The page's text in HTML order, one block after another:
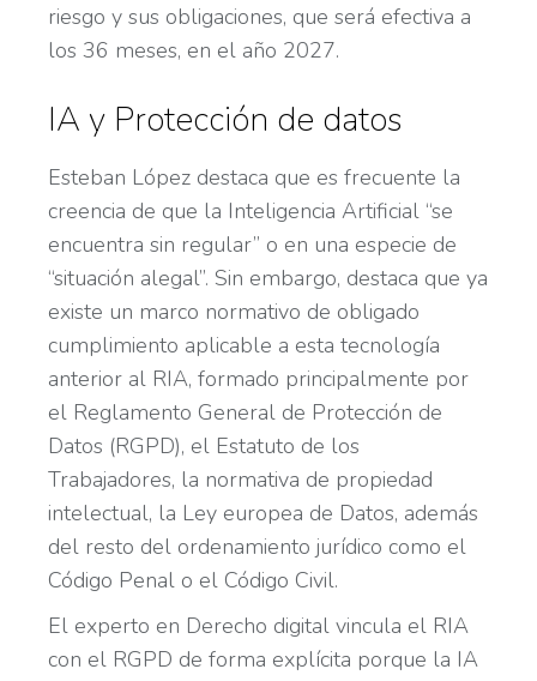
riesgo y sus obligaciones, que será efectiva a
los 36 meses, en el año 2027.
IA y Protección de datos
Esteban López destaca que es frecuente la
creencia de que la Inteligencia Artificial “se
encuentra sin regular” o en una especie de
“situación alegal”. Sin embargo, destaca que ya
existe un marco normativo de obligado
cumplimiento aplicable a esta tecnología
anterior al RIA, formado principalmente por
el Reglamento General de Protección de
Datos (RGPD), el Estatuto de los
Trabajadores, la normativa de propiedad
intelectual, la Ley europea de Datos, además
del resto del ordenamiento jurídico como el
Código Penal o el Código Civil.
El experto en Derecho digital vincula el RIA
con el RGPD de forma explícita porque la IA